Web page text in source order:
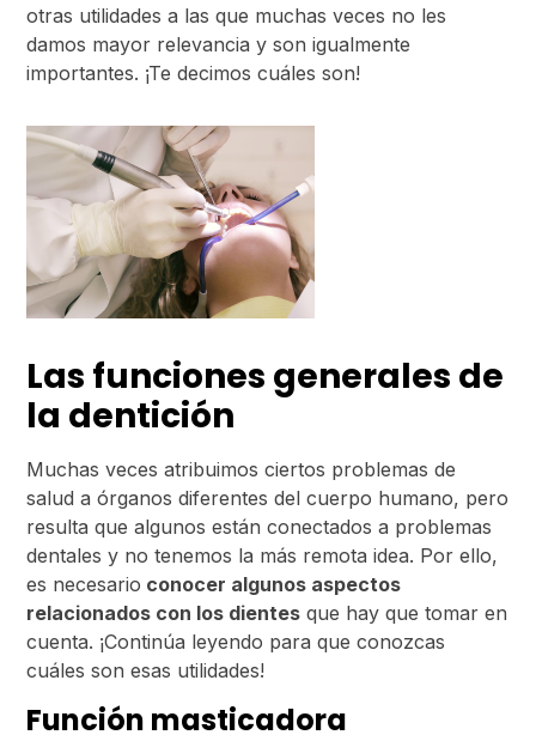
otras utilidades a las que muchas veces no les
damos mayor relevancia y son igualmente
importantes. ¡Te decimos cuáles son!
Las funciones generales de
la dentición
Muchas veces atribuimos ciertos problemas de
salud a órganos diferentes del cuerpo humano, pero
resulta que algunos están conectados a problemas
dentales y no tenemos la más remota idea. Por ello,
es necesario conocer algunos aspectos
relacionados con los dientes que hay que tomar en
cuenta. ¡Continúa leyendo para que conozcas
cuáles son esas utilidades!
Función masticadora